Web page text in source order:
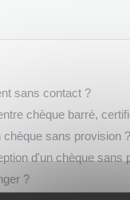
sans contact ?
chèque barré,
sans provision ?
d'un chèque sans
?